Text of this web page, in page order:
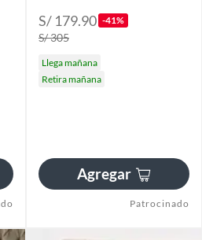
S/ 179.90 -41%
S/ 305
Llega mañana
Retira mañana
Agregar
Patrocinado